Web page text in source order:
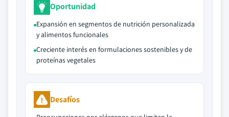
Oportunidad
Expansión en segmentos de nutrición personalizada
y alimentos funcionales
Creciente interés en formulaciones sostenibles y de
proteínas vegetales
Desafíos